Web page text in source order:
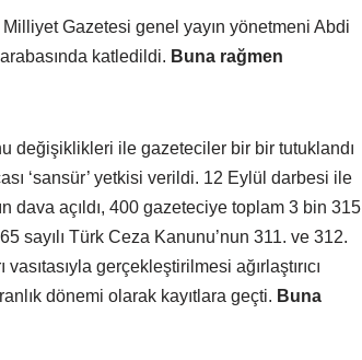
Gazetesi genel yayın yönetmeni Abdi
katledildi. Buna rağmen
değişiklikleri ile gazeteciler bir bir tutuklandı
‘sansür’ yetkisi verildi. 12 Eylül darbesi ile
dava açıldı, 400 gazeteciye toplam 3 bin 315
sayılı Türk Ceza Kanunu’nun 311. ve 312.
gerçekleştirilmesi ağırlaştırıcı
dönemi olarak kayıtlara geçti. Buna